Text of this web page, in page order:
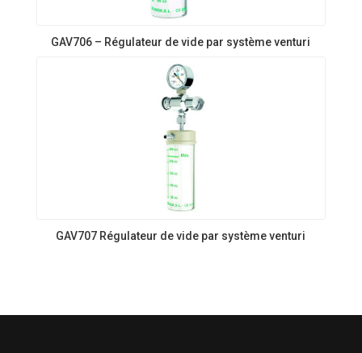
GAV706 – Régulateur de vide par système venturi
GAV707 Régulateur de vide par système venturi